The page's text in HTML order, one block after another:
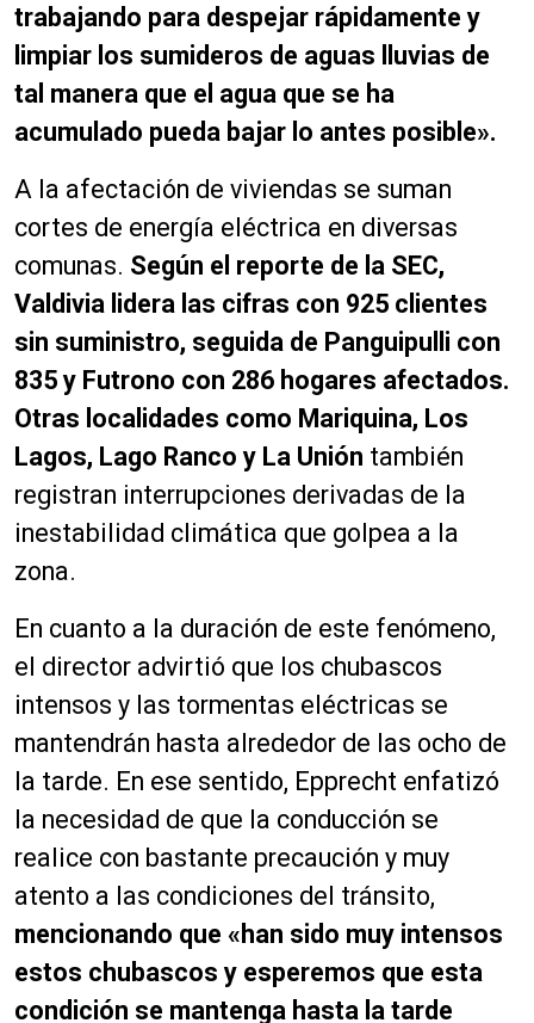
trabajando para despejar rápidamente y
limpiar los sumideros de aguas lluvias de
tal manera que el agua que se ha
acumulado pueda bajar lo antes posible».
A la afectación de viviendas se suman
cortes de energía eléctrica en diversas
comunas. Según el reporte de la SEC,
Valdivia lidera las cifras con 925 clientes
sin suministro, seguida de Panguipulli con
835 y Futrono con 286 hogares afectados.
Otras localidades como Mariquina, Los
Lagos, Lago Ranco y La Unión también
registran interrupciones derivadas de la
inestabilidad climática que golpea a la
zona.
En cuanto a la duración de este fenómeno,
el director advirtió que los chubascos
intensos y las tormentas eléctricas se
mantendrán hasta alrededor de las ocho de
la tarde. En ese sentido, Epprecht enfatizó
la necesidad de que la conducción se
realice con bastante precaución y muy
atento a las condiciones del tránsito,
mencionando que «han sido muy intensos
estos chubascos y esperemos que esta
condición se mantenga hasta la tarde